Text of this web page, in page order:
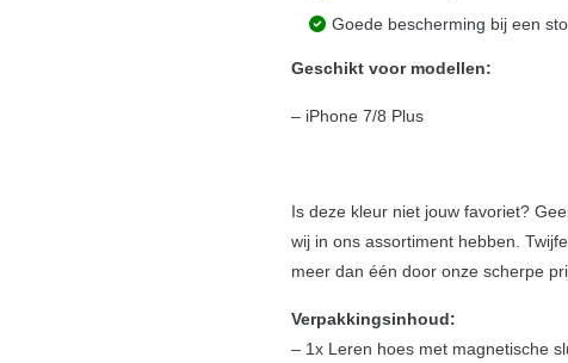
Goede bescherming bij een
Geschikt voor modellen:
– iPhone 7/8 Plus
Is deze kleur niet jouw favoriet?
wij in ons assortiment hebben.
meer dan één door onze scherpe
Verpakkingsinhoud:
– 1x Leren hoes met magnetische